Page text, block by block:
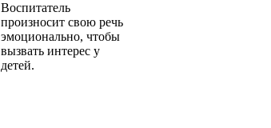
Воспитатель
произносит свою речь
эмоционально, чтобы
вызвать интерес у
детей.